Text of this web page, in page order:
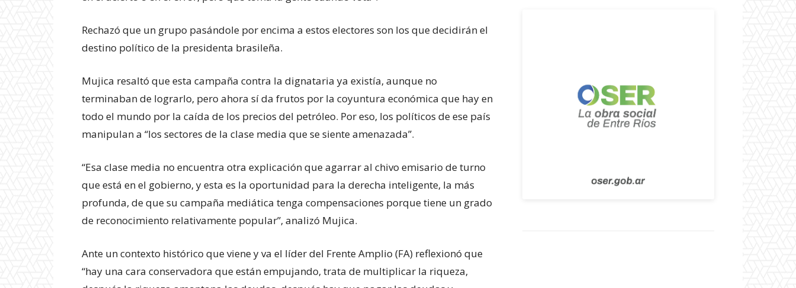
Experiencia de seis años en UEFA
Rechazó que un grupo pasándole por encima a estos electores son los que decidirán el
destino político de la presidenta brasileña.
Mujica resaltó que esta campaña contra la dignataria ya existía, aunque no
terminaban de lograrlo, pero ahora sí da frutos por la coyuntura económica que hay en
todo el mundo por la caída de los precios del petróleo. Por eso, los políticos de ese país
manipulan a “los sectores de la clase media que se siente amenazada”.
“Esa clase media no encuentra otra explicación que agarrar al chivo emisario de turno
que está en el gobierno, y esta es la oportunidad para la derecha inteligente, la más
profunda, de que su campaña mediática tenga compensaciones porque tiene un grado
de reconocimiento relativamente popular”, analizó Mujica.
Ante un contexto histórico que viene y va el líder del Frente Amplio (FA) reflexionó que
“hay una cara conservadora que están empujando, trata de multiplicar la riqueza,